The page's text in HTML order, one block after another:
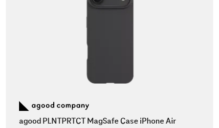
agood PLNTPRTCT MagSafe Case iPhone Air